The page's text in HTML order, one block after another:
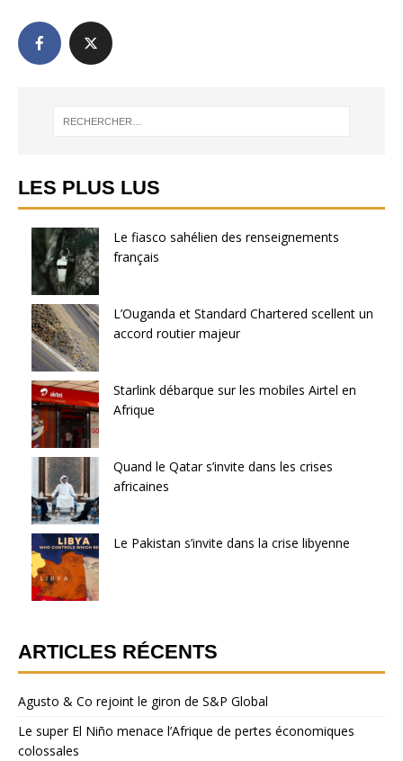
LES PLUS LUS
Le fiasco sahélien des renseignements
français
L’Ouganda et Standard Chartered scellent un
accord routier majeur
Starlink débarque sur les mobiles Airtel en
Afrique
Quand le Qatar s’invite dans les crises
africaines
Le Pakistan s’invite dans la crise libyenne
ARTICLES RÉCENTS
Agusto & Co rejoint le giron de S&P Global
Le super El Niño menace l’Afrique de pertes économiques
colossales